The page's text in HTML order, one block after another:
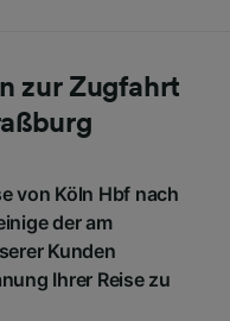
zur Zugfahrt
von Köln Hbf nach
der am
Kunden
Ihrer Reise zu